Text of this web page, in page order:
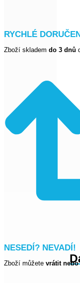
RYCHLÉ
Zboží skladem do 3 dnů
NESEDÍ? NEVADÍ!
Zboží můžete vrátit